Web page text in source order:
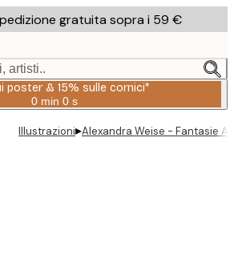
gratuita sopra i 59 €
artisti..
poster & 15% sulle cornici*
0 min 0 s
Valido
a:
Illustrazioni▸Alexandra Weise - Fantasie